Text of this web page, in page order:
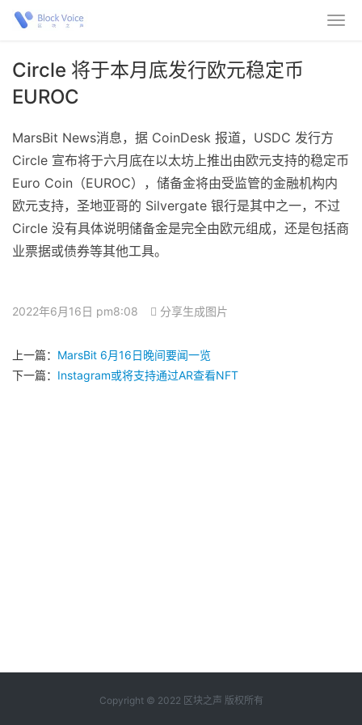
Circle 将于本月底发行欧元稳定币
EUROC
MarsBit News消息，据 CoinDesk 报道，USDC 发行方
Circle 宣布将于六月底在以太坊上推出由欧元支持的稳定币
Euro Coin（EUROC），储备金将由受监管的金融机构内
欧元支持，圣地亚哥的 Silvergate 银行是其中之一，不过
Circle 没有具体说明储备金是完全由欧元组成，还是包括商
业票据或债券等其他工具。
2022年6月16日 pm8:08 分享生成图片
上一篇： MarsBit 6月16日晚间要闻一览
下一篇： Instagram或将支持通过AR查看NFT
Copyright © 2022 区块之声 版权所有